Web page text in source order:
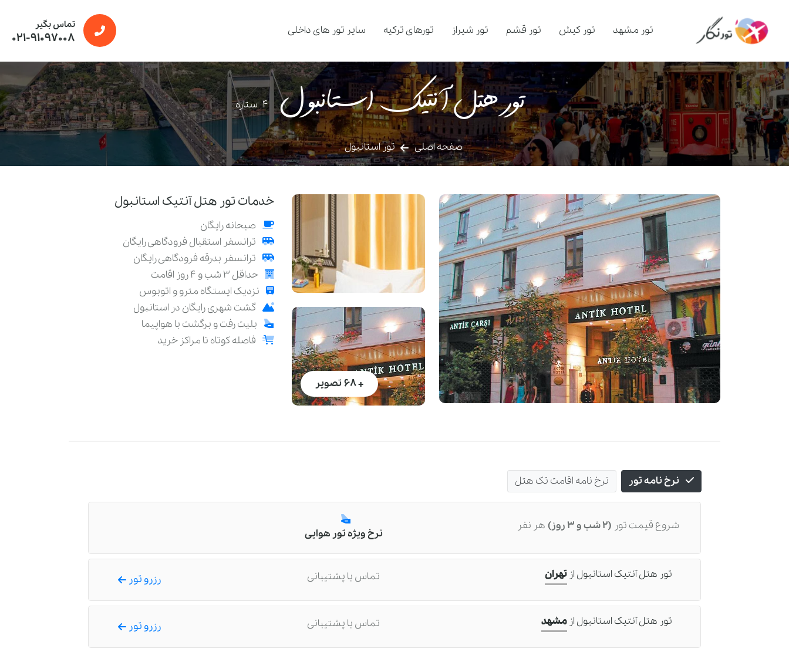
تور مشهد تور کیش تور قشم تور شیراز تورهای ترکیه سایر تور های داخلی تماس بگیر
021-91097008
تور هتل آنتیک استانبول 4 ستاره
صفحه اصلی تور استانبول
خدمات تور هتل آنتیک استانبول
صبحانه رایگان
ترانسفر استقبال فرودگاهی رایگان
ترانسفر بدرقه فرودگاهی رایگان
حداقل 3 شب و 4 روز اقامت
نزدیک ایستگاه مترو و اتوبوس
گشت شهری رایگان در استانبول
بلیت رفت و برگشت با هواپیما
فاصله کوتاه تا مراکز خرید
+ 68 تصویر
نرخ نامه تور نرخ نامه اقامت تک هتل
شروع قیمت تور (2 شب و 3 روز) هر نفر
نرخ ویژه تور هوایی
تور هتل آنتیک استانبول از تهران تماس با پشتیبانی رزرو تور
تور هتل آنتیک استانبول از مشهد تماس با پشتیبانی رزرو تور